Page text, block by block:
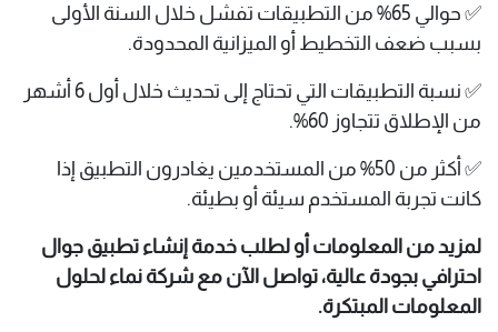
✅ حوالي 65% من التطبيقات تفشل خلال السنة الأولى
بسبب ضعف التخطيط أو الميزانية المحدودة.
✅ نسبة التطبيقات التي تحتاج إلى تحديث خلال أول 6 أشهر
من الإطلاق تتجاوز 60%.
✅ أكثر من 50% من المستخدمين يغادرون التطبيق إذا
كانت تجربة المستخدم سيئة أو بطيئة.
لمزيد من المعلومات أو لطلب خدمة إنشاء تطبيق جوال
احترافي بجودة عالية، تواصل الآن مع شركة نماء لحلول
المعلومات المبتكرة.